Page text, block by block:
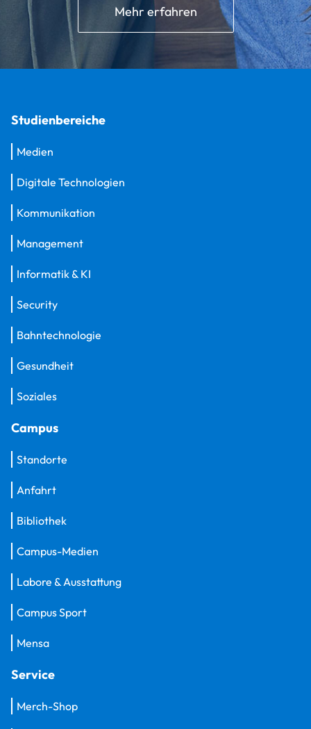
Mehr erfahren
Studienbereiche
Medien
Digitale Technologien
Kommunikation
Management
Informatik & KI
Security
Bahntechnologie
Gesundheit
Soziales
Campus
Standorte
Anfahrt
Bibliothek
Campus-Medien
Labore & Ausstattung
Campus Sport
Mensa
Service
Merch-Shop